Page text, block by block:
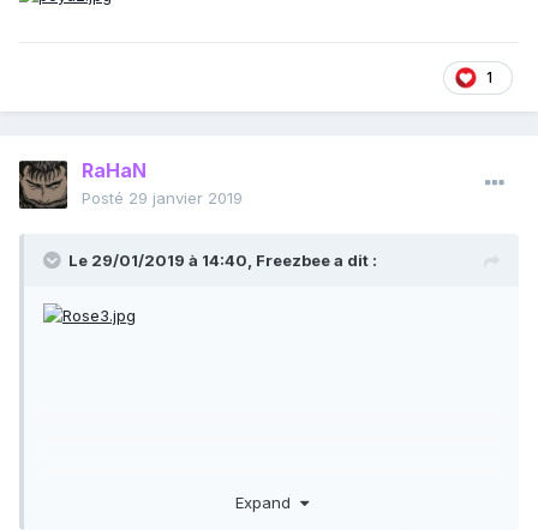
1
RaHaN
Posté 29 janvier 2019
Le 29/01/2019 à 14:40, Freezbeea dit :
Expand